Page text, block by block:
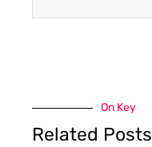
On Key
Related Posts